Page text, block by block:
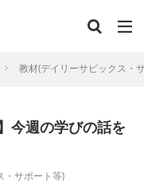
教材(デイリーサピックス・
今週の学びの話を
・サポート等)